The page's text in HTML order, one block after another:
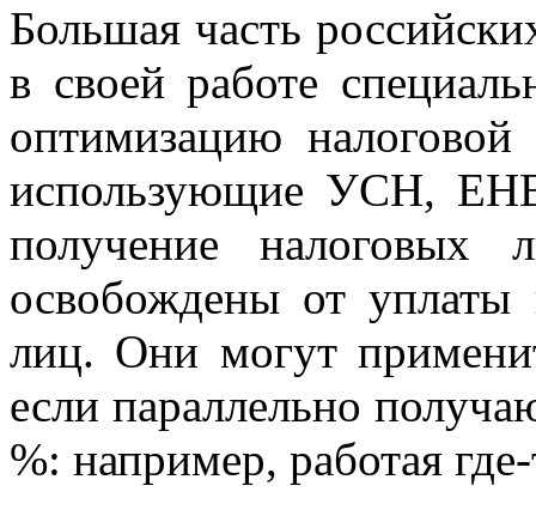
Большая часть
в своей работе
оптимизацию
использующие УСН,
получение налоговых
освобождены от уплаты
лиц. Они могут
если параллельно
%: например, работая